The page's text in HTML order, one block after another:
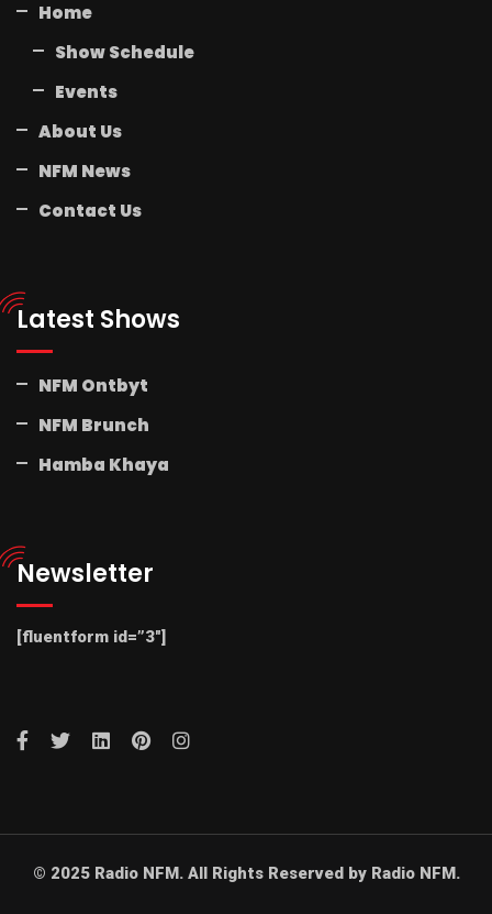
Home
Show Schedule
Events
About Us
NFM News
Contact Us
Latest Shows
NFM Ontbyt
NFM Brunch
Hamba Khaya
Newsletter
[fluentform id=”3″]
© 2025 Radio NFM. All Rights Reserved by Radio NFM.